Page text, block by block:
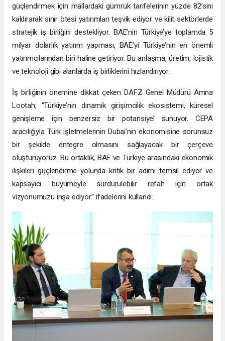
güçlendirmek için mallardaki gümrük tarifelerinin yüzde 82’sini
kaldırarak sınır ötesi yatırımları teşvik ediyor ve kilit sektörlerde
stratejik iş birliğini destekliyor. BAE’nin Türkiye’ye toplamda 5
milyar dolarlık yatırım yapması, BAE’yi Türkiye’nin en önemli
yatırımcılarından biri haline getiriyor. Bu anlaşma, üretim, lojistik
ve teknoloji gibi alanlarda iş birliklerini hızlandırıyor.
İş birliğinin önemine dikkat çeken DAFZ Genel Müdürü Amna
Lootah, “Türkiye’nin dinamik girişimcilik ekosistemi, küresel
genişleme için benzersiz bir potansiyel sunuyor. CEPA
aracılığıyla Türk işletmelerinin Dubai’nin ekonomisine sorunsuz
bir şekilde entegre olmasını sağlayacak bir çerçeve
oluşturuyoruz. Bu ortaklık, BAE ve Türkiye arasındaki ekonomik
ilişkileri güçlendirme yolunda kritik bir adımı temsil ediyor ve
kapsayıcı büyümeyle sürdürülebilir refah için ortak
vizyonumuzu inşa ediyor.” ifadelerini kullandı.